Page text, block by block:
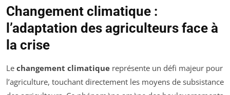
Changement climatique :
l’adaptation des agriculteurs face à
la crise
Le changement climatique représente un défi majeur pour
l’agriculture, touchant directement les moyens de subsistance